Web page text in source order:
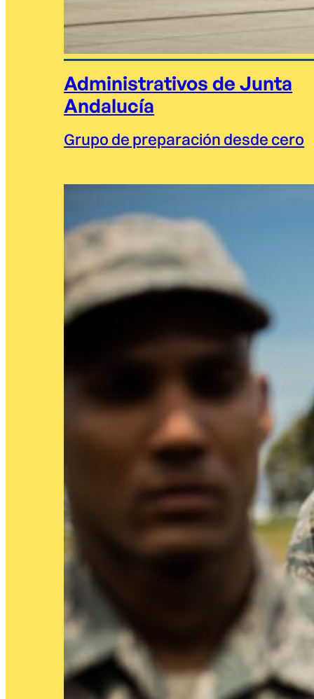
Administrativos de Junta
Andalucía
Grupo de preparación desde cero